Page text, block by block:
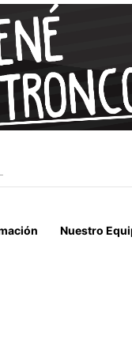
A CELEBRAR LA
Nuestro